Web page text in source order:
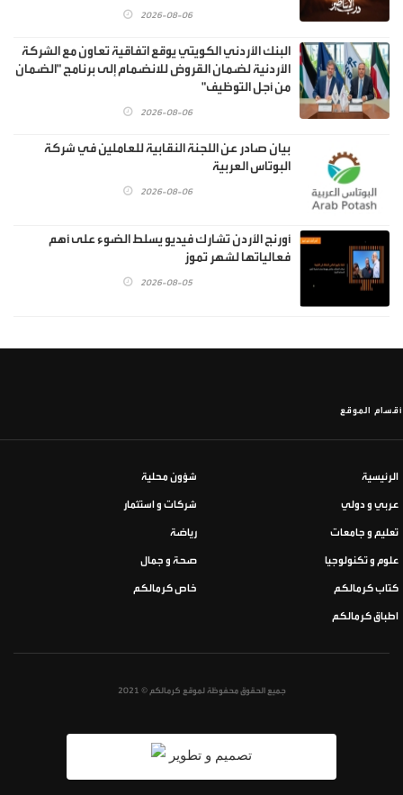
2026-08-06
البنك الأردني الكويتي يوقع اتفاقية تعاون مع الشركة
الأردنية لضمان القروض للانضمام إلى برنامج "الضمان
من أجل التوظيف"
2026-08-06
بيان صادر عن اللجنة النقابية للعاملين في شركة
البوتاس العربية
2026-08-06
أورنج الأردن تشارك فيديو يسلط الضوء على أهم
فعالياتها لشهر تموز
2026-08-05
أقسام الموقع
الرئيسية شؤون محلية
عربي و دولي شركات و استثمار
تعليم و جامعات رياضة
علوم و تكنولوجيا صحة و جمال
كتاب كرمالكم خاص كرمالكم
اطباق كرمالكم
جميع الحقوق محفوظة لموقع كرمالكم © 2021
تصميم و تطوير